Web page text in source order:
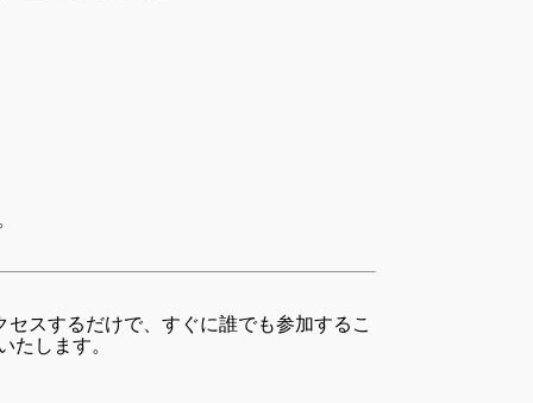
スするだけで、すぐに誰でも参加するこ
たします。